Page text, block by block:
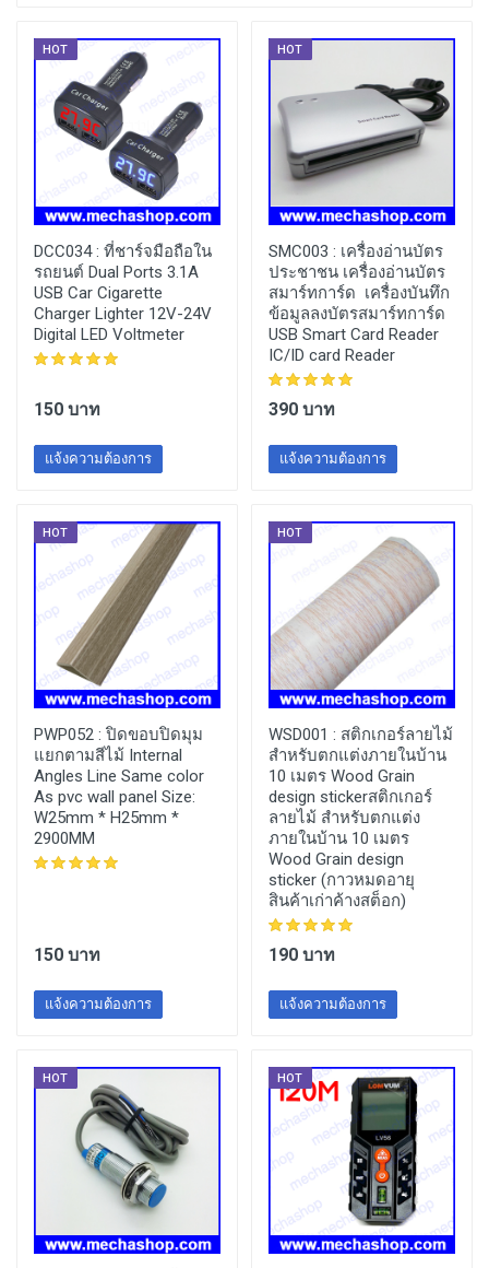
HOT
DCC034 : ที่ชาร์จมือถือใน
รถยนต์ Dual Ports 3.1A
USB Car Cigarette
Charger Lighter 12V-24V
Digital LED Voltmeter
150 บาท
แจ้งความต้องการ
HOT
SMC003 : เครื่องอ่านบัตร
ประชาชน เครื่องอ่านบัตร
สมาร์ทการ์ด เครื่องบันทึก
ข้อมูลลงบัตรสมาร์ทการ์ด
USB Smart Card Reader
IC/ID card Reader
390 บาท
แจ้งความต้องการ
HOT
PWP052 : ปิดขอบปิดมุม
แยกตามสีไม้ Internal
Angles Line Same color
As pvc wall panel Size:
W25mm * H25mm *
2900MM
150 บาท
แจ้งความต้องการ
HOT
WSD001 : สติกเกอร์ลายไม้
สำหรับตกแต่งภายในบ้าน
10 เมตร Wood Grain
design stickerสติกเกอร์
ลายไม้ สำหรับตกแต่ง
ภายในบ้าน 10 เมตร
Wood Grain design
sticker (กาวหมดอายุ
สินค้าเก่าค้างสต็อก)
190 บาท
แจ้งความต้องการ
HOT HOT